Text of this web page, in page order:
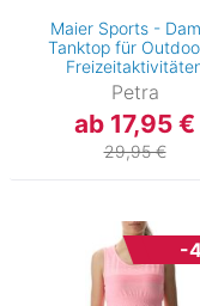
Maier Sports -
Tanktop für
Petra
ab 17,95 €
29,95 €
-